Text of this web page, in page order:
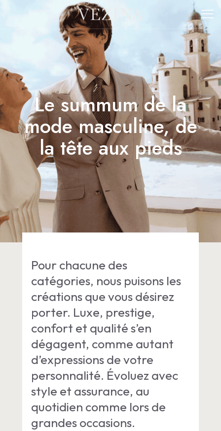
Le summum de la
mode masculine, de
la tête aux pieds
Pour chacune des
catégories, nous puisons les
créations que vous désirez
porter. Luxe, prestige,
confort et qualité s’en
dégagent, comme autant
d’expressions de votre
personnalité. Évoluez avec
style et assurance, au
quotidien comme lors de
grandes occasions.